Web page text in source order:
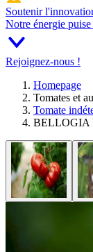
Soutenir
Notre énergie
Rejoignez-nous !
Homepage
Tomates et
Tomate
BELLOGIA